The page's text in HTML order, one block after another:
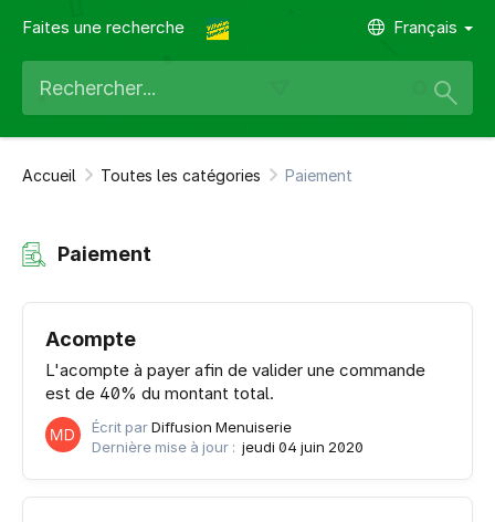
Faites une recherche Français
Accueil Toutes les catégories Paiement
Paiement
Acompte
L'acompte à payer afin de valider une commande
est de 40% du montant total.
Écrit parDiffusion Menuiserie
Dernière mise à jour : jeudi 04 juin 2020